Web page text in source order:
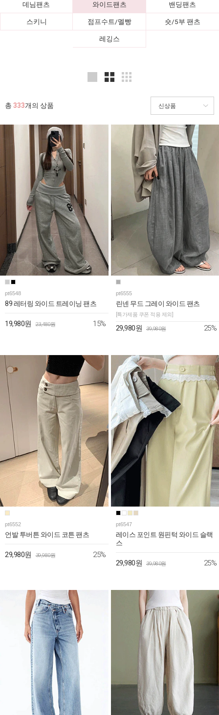
데님팬츠 와이드팬츠 밴딩팬츠
스키니 점프수트/멜빵 숏/5부 팬츠
레깅스
총 333개의 상품
pt6548
89 레터링 와이드 트레이닝 팬츠
19,980원 23,480원 15%
pt6555
린넨 무드 그레이 와이드 팬츠
[특가제품 쿠폰 적용 제외]
29,980원 39,980원 25%
pt6552
언발 투버튼 와이드 코튼 팬츠
29,980원 39,980원 25%
pt6547
레이스 포인트 원핀턱 와이드 슬랙
스
29,980원 39,980원 25%